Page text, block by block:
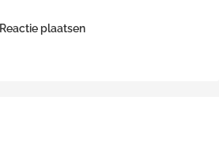
Reactie plaatsen